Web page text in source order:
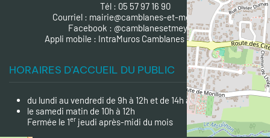
Tél : 05 57 97 16 90
Courriel : mairie@camblanes-et-meynac.fr
Facebook : @camblanesetmeynac
Appli mobile : IntraMuros Camblanes et Meynac
HORAIRES D'ACCUEIL DU PUBLIC
du lundi au vendredi de 9h à 12h et de 14h à 18h
le samedi matin de 10h à 12h
Fermée le 1er jeudi après-midi du mois